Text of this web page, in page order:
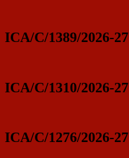
ICA/C/1389/2026-27
ICA/C/1310/2026-27
ICA/C/1276/2026-27